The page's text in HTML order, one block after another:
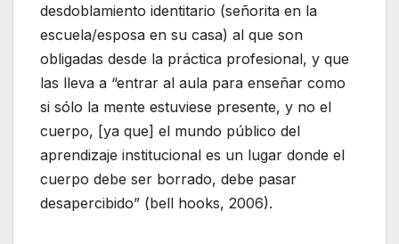
desdoblamiento identitario (señorita en la
escuela/esposa en su casa) al que son
obligadas desde la práctica profesional, y que
las lleva a “entrar al aula para enseñar como
si sólo la mente estuviese presente, y no el
cuerpo, [ya que] el mundo público del
aprendizaje institucional es un lugar donde el
cuerpo debe ser borrado, debe pasar
desapercibido” (bell hooks, 2006).